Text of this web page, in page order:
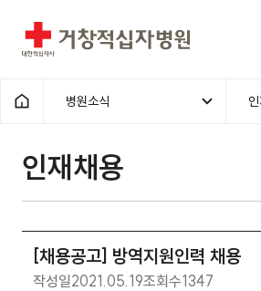
거창적십자병원
홈으로
병원소식
인재채용
[채용공고] 방역지원인력 채용
작성일2021.05.19조회수1347